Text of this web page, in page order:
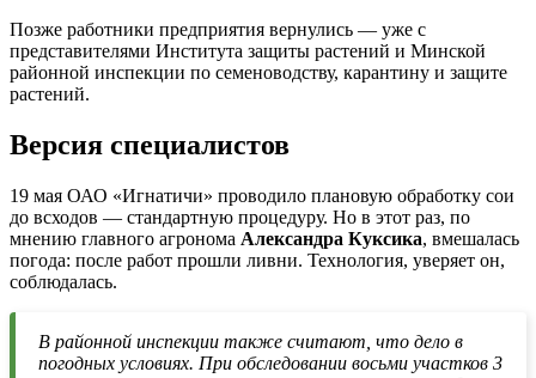
Позже работники предприятия вернулись — уже с
представителями Института защиты растений и Минской
районной инспекции по семеноводству, карантину и защите
растений.
Версия специалистов
19 мая ОАО «Игнатичи» проводило плановую обработку сои
до всходов — стандартную процедуру. Но в этот раз, по
мнению главного агронома Александра Куксика, вмешалась
погода: после работ прошли ливни. Технология, уверяет он,
соблюдалась.
В районной инспекции также считают, что дело в
погодных условиях. При обследовании восьми участков 3